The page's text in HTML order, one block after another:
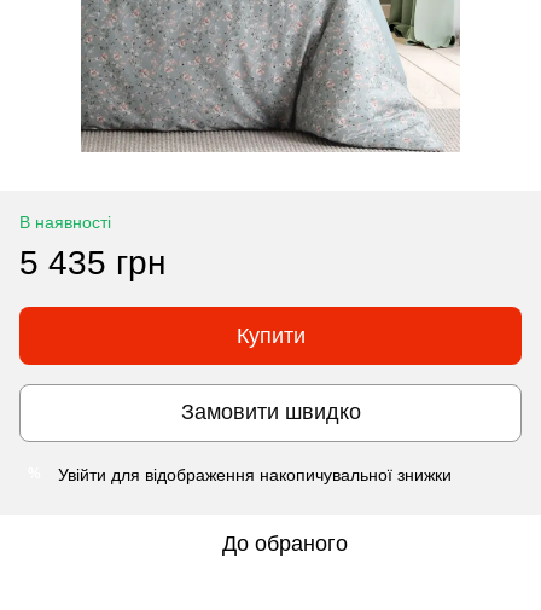
В наявності
5 435 грн
Купити
Замовити швидко
Увійти для відображення накопичувальної знижки
До обраного